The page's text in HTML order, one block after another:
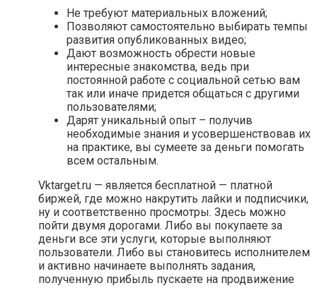
Не требуют материальных вложений;
Позволяют самостоятельно выбирать темпы
развития опубликованных видео;
Дают возможность обрести новые
интересные знакомства, ведь при
постоянной работе с социальной сетью вам
так или иначе придется общаться с другими
пользователями;
Дарят уникальный опыт – получив
необходимые знания и усовершенствовав их
на практике, вы сумеете за деньги помогать
всем остальным.
Vktarget.ru — является бесплатной — платной
биржей, где можно накрутить лайки и подписчики,
ну и соответственно просмотры. Здесь можно
пойти двумя дорогами. Либо вы покупаете за
деньги все эти услуги, которые выполняют
пользователи. Либо вы становитесь исполнителем
и активно начинаете выполнять задания,
полученную прибыль пускаете на продвижение